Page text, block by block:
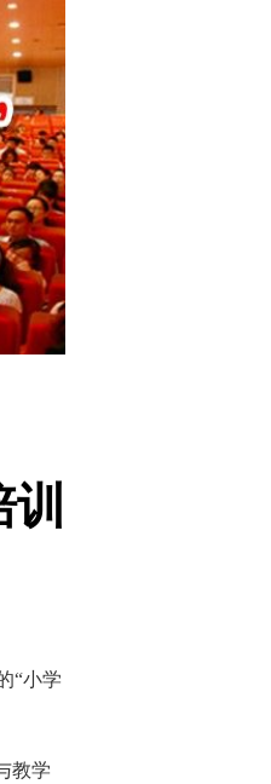
“小学
教学